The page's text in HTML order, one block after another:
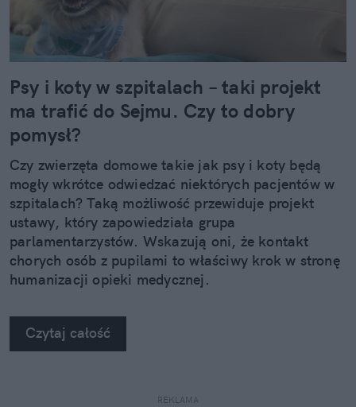
Psy i koty w szpitalach – taki projekt
ma trafić do Sejmu. Czy to dobry
pomysł?
Czy zwierzęta domowe takie jak psy i koty będą
mogły wkrótce odwiedzać niektórych pacjentów w
szpitalach? Taką możliwość przewiduje projekt
ustawy, który zapowiedziała grupa
parlamentarzystów. Wskazują oni, że kontakt
chorych osób z pupilami to właściwy krok w stronę
humanizacji opieki medycznej.
Czytaj całość
REKLAMA